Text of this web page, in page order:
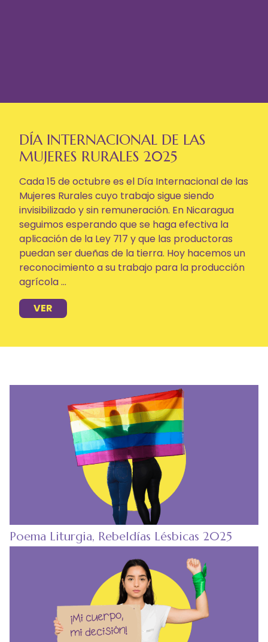
DÍA INTERNACIONAL DE LAS
MUJERES RURALES 2025
Cada 15 de octubre es el Día Internacional de las
Mujeres Rurales cuyo trabajo sigue siendo
invisibilizado y sin remuneración. En Nicaragua
seguimos esperando que se haga efectiva la
aplicación de la Ley 717 y que las productoras
puedan ser dueñas de la tierra. Hoy hacemos un
reconocimiento a su trabajo para la producción
agrícola ...
VER
Poema Liturgia, Rebeldías Lésbicas 2025